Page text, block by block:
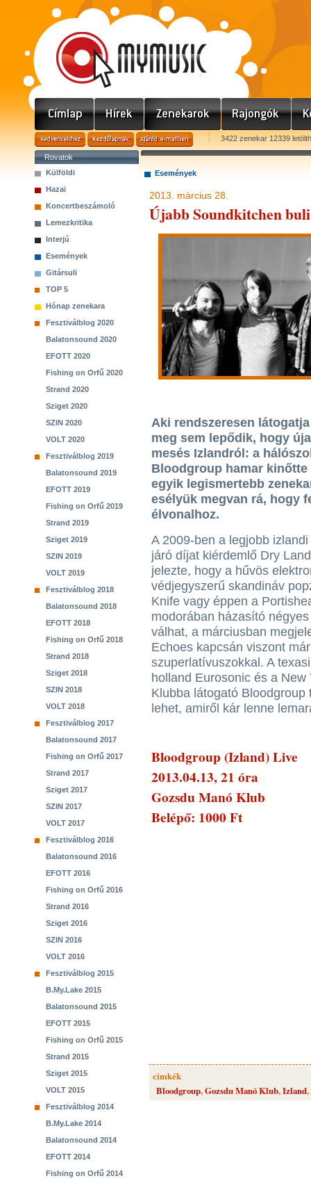
3422 zenekar 12339
Rovatok
Külföldi
Hazai
Koncertbeszámoló
Lemezkritika
Interjú
Események
Gitársuli
TOP 5
Hónap zenekara
Fesztiválblog 2020
Balatonsound 2020
EFOTT 2020
Fishing on Orfű 2020
Strand 2020
Sziget 2020
SZIN 2020
VOLT 2020
Fesztiválblog 2019
Balatonsound 2019
EFOTT 2019
Fishing on Orfű 2019
Strand 2019
Sziget 2019
SZIN 2019
VOLT 2019
Fesztiválblog 2018
Balatonsound 2018
EFOTT 2018
Fishing on Orfű 2018
Strand 2018
Sziget 2018
SZIN 2018
VOLT 2018
Fesztiválblog 2017
Balatonsound 2017
Fishing on Orfű 2017
Strand 2017
Sziget 2017
SZIN 2017
VOLT 2017
Fesztiválblog 2016
Balatonsound 2016
EFOTT 2016
Fishing on Orfű 2016
Strand 2016
Sziget 2016
SZIN 2016
VOLT 2016
Fesztiválblog 2015
B.My.Lake 2015
Balatonsound 2015
EFOTT 2015
Fishing on Orfű 2015
Strand 2015
Sziget 2015
VOLT 2015
Fesztiválblog 2014
B.My.Lake 2014
Balatonsound 2014
EFOTT 2014
Fishing on Orfű 2014
Események
2013. március 28.
Újabb Soundkitchen
Aki rendszeresen
meg sem lepődik, hogy
mesés Izlandról: a
Bloodgroup hamar kinőtte
egyik legismertebb
esélyük megvan rá, hogy
élvonalhoz.
A 2009-ben a legjobb
járó díjat kiérdemlő Dry
jelezte, hogy a hűvös
védjegyszerű skandináv
Knife vagy éppen a
modorában házasító
válhat, a márciusban
Echoes kapcsán viszont
szuperlatívuszokkal. A
holland Eurosonic és a
Klubba látogató
lehet, amiről kár lenne
Bloodgroup (Izland) Live
2013.04.13, 21 óra
Gozsdu Manó Klub
Belépő: 1000 Ft
cimkék
Bloodgroup,Gozsdu Manó Klub,Izland,